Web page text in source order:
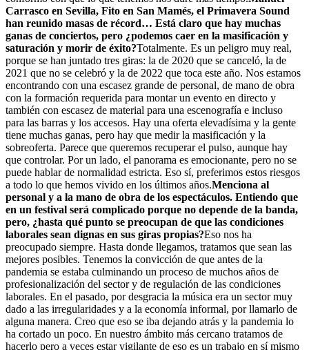
Carrasco en Sevilla, Fito en San Mamés, el Primavera Sound
han reunido masas de récord… Está claro que hay muchas
ganas de conciertos, pero ¿podemos caer en la masificación y
saturación y morir de éxito?Totalmente. Es un peligro muy real,
porque se han juntado tres giras: la de 2020 que se canceló, la de
2021 que no se celebró y la de 2022 que toca este año. Nos estamos
encontrando con una escasez grande de personal, de mano de obra
con la formación requerida para montar un evento en directo y
también con escasez de material para una escenografía e incluso
para las barras y los accesos. Hay una oferta elevadísima y la gente
tiene muchas ganas, pero hay que medir la masificación y la
sobreoferta. Parece que queremos recuperar el pulso, aunque hay
que controlar. Por un lado, el panorama es emocionante, pero no se
puede hablar de normalidad estricta. Eso sí, preferimos estos riesgos
a todo lo que hemos vivido en los últimos años.Menciona al
personal y a la mano de obra de los espectáculos. Entiendo que
en un festival será complicado porque no depende de la banda,
pero, ¿hasta qué punto se preocupan de que las condiciones
laborales sean dignas en sus giras propias?Eso nos ha
preocupado siempre. Hasta donde llegamos, tratamos que sean las
mejores posibles. Tenemos la convicción de que antes de la
pandemia se estaba culminando un proceso de muchos años de
profesionalización del sector y de regulación de las condiciones
laborales. En el pasado, por desgracia la música era un sector muy
dado a las irregularidades y a la economía informal, por llamarlo de
alguna manera. Creo que eso se iba dejando atrás y la pandemia lo
ha cortado un poco. En nuestro ámbito más cercano tratamos de
hacerlo pero a veces estar vigilante de eso es un trabajo en sí mismo